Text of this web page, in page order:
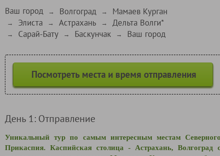
Ваш город → Волгоград → Мамаев Курган
→ Элиста → Астрахань → Дельта Волги*
→ Сарай-Бату → Баскунчак → Ваш город
Посмотреть места и время отправления
День 1: Отправление
Уникальный тур по самым интересным местам
Прикаспия. Каспийская столица - Астрахань, Волгоград